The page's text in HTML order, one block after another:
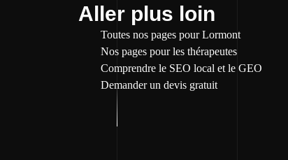
Aller plus loin
Toutes nos pages pour Lormont
Nos pages pour les thérapeutes
Comprendre le SEO local et le GEO
Demander un devis gratuit